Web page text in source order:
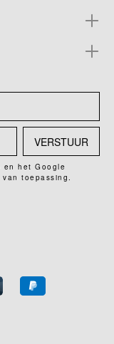
VERSTUUR
en het Google
van toepassing.